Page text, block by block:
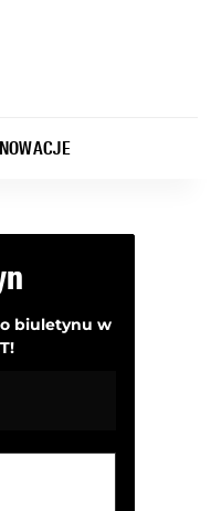
biuletynu w